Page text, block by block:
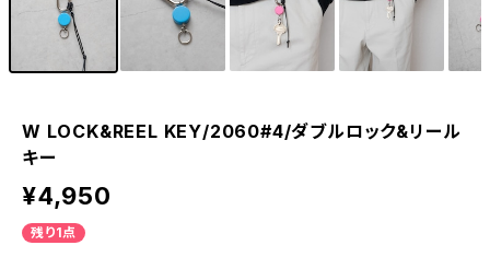
W LOCK&REEL KEY/2060#4/ダブルロック&リール
キー
¥4,950
残り1点